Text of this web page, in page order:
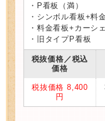
・P看板（満）
・シンボル看板+料
・料金看板+カーシ
・旧タイプP看板
税抜価格／税込
価格
税抜価格 8,400
円